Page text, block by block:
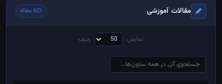
مقالات آموزشی 621 مقاله
نمایش ردیف